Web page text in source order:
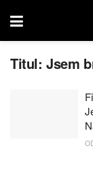
Titul:Jsem